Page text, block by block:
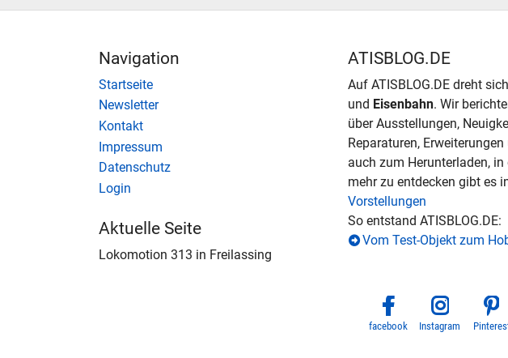
Navigation
Startseite
Newsletter
Kontakt
Impressum
Datenschutz
Login
Aktuelle Seite
Lokomotion 313 in Freilassing
ATISBLOG.DE
Auf ATISBLOG.DE dreht
und Eisenbahn. Wir
über Ausstellungen,
Reparaturen,
auch zum Herunterladen, in
mehr zu entdecken gibt es
Vorstellungen
So entstand ATISBLOG.DE:
Vom Test-Objekt zum
facebook Instagram